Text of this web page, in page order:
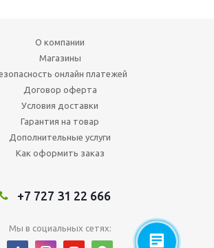
О компании
Магазины
онлайн платежей
Договор оферта
Условия доставки
Гарантия на товар
Дополнительные услуги
Как оформить заказ
+7 727 31 22 666
Мы в социальных сетях: